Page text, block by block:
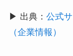
▶ 出典： 公式
（企業情報）